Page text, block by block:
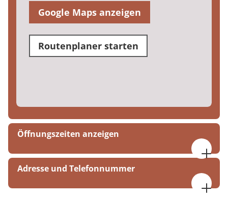
Google Maps anzeigen
Routenplaner starten
Öffnungszeiten anzeigen
09:00 bis 16:00 Uhr
Adresse und Telefonnummer